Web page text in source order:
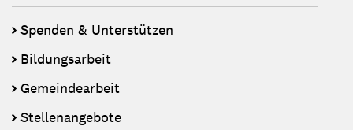
Spenden & Unterstützen
Bildungsarbeit
Gemeindearbeit
Stellenangebote